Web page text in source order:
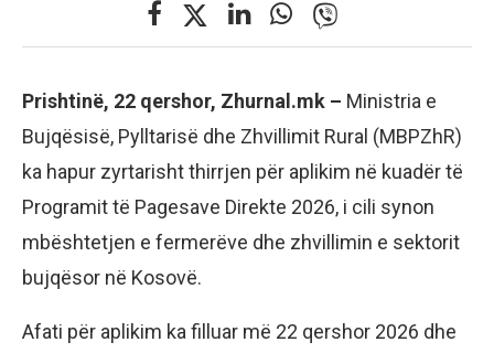
Prishtinë, 22 qershor, Zhurnal.mk – Ministria e
Bujqësisë, Pylltarisë dhe Zhvillimit Rural (MBPZhR)
ka hapur zyrtarisht thirrjen për aplikim në kuadër të
Programit të Pagesave Direkte 2026, i cili synon
mbështetjen e fermerëve dhe zhvillimin e sektorit
bujqësor në Kosovë.
Afati për aplikim ka filluar më 22 qershor 2026 dhe